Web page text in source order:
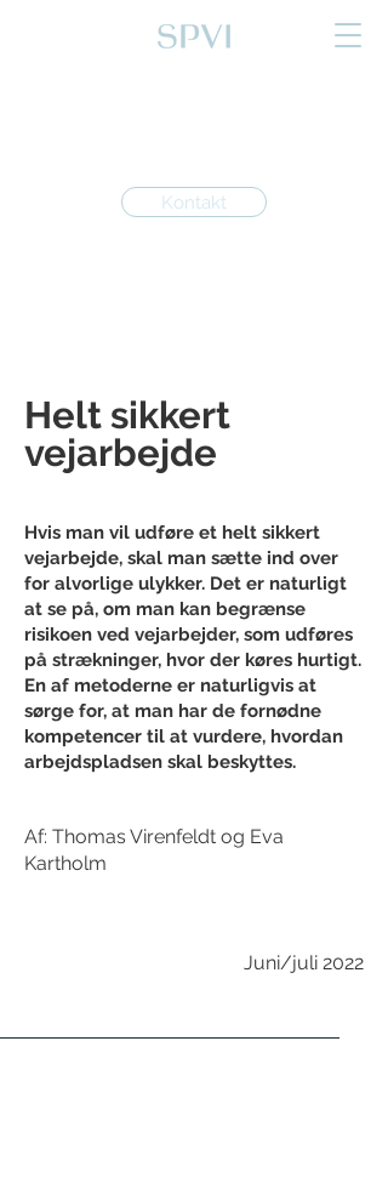
Kontakt
Helt sikkert
vejarbejde
Hvis man vil udføre et helt sikkert
vejarbejde, skal man sætte ind over
for alvorlige ulykker. Det er naturligt
at se på, om man kan begrænse
risikoen ved vejarbejder, som udføres
på strækninger, hvor der køres hurtigt.
En af metoderne er naturligvis at
sørge for, at man har de fornødne
kompetencer til at vurdere, hvordan
arbejdspladsen skal beskyttes.
Af: Thomas Virenfeldt og Eva
Kartholm
Juni/juli 2022